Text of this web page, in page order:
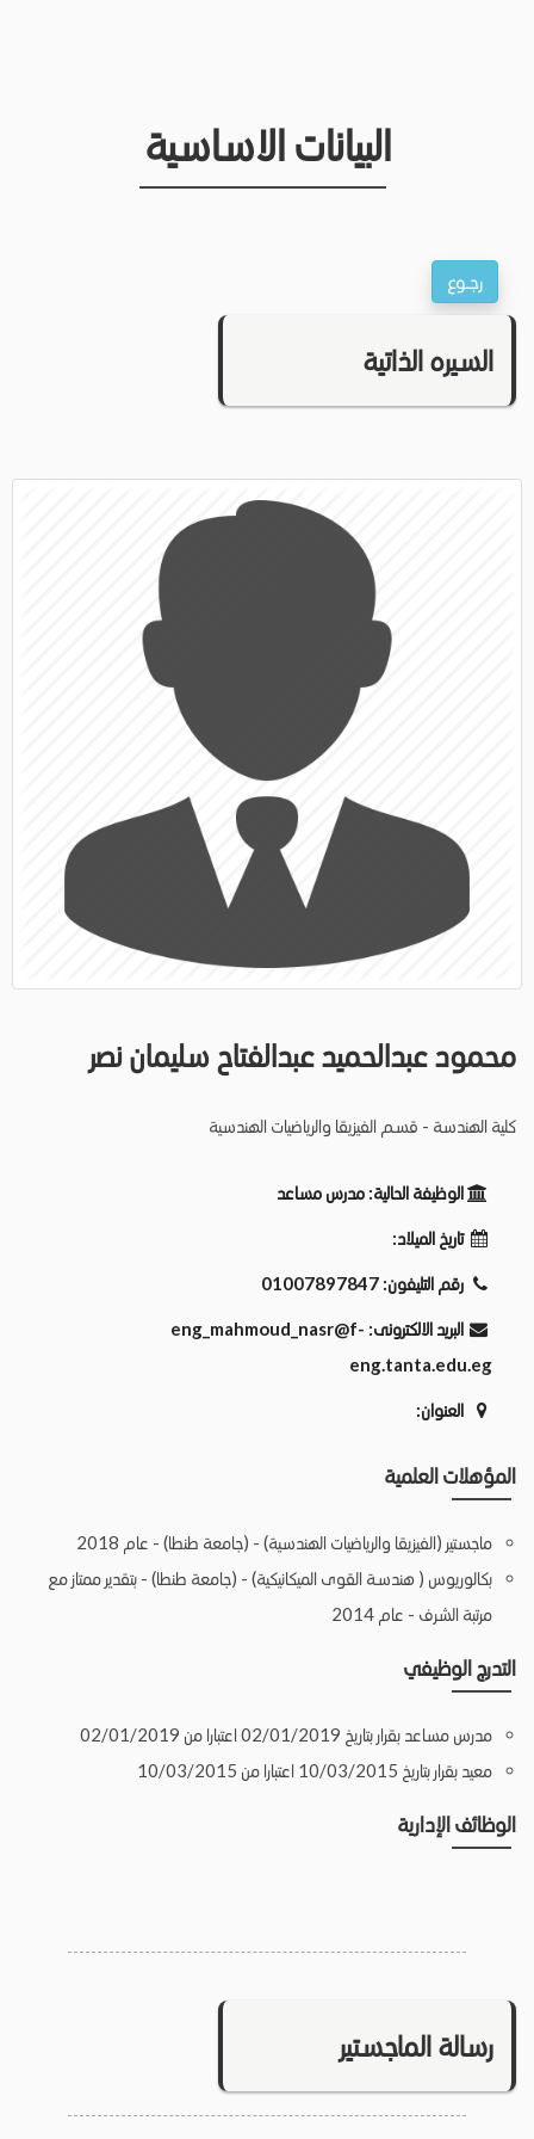
البيانات الاساسية
السيره الذاتية
محمود عبدالحميد عبدالفتاح سليمان نصر
كلية الهندسة - قسـم الفيزيقا والرياضيات الهندسية
الوظيفة الحالية: مدرس مساعد
تاريخ الميلاد:
رقم التليفون: 01007897847
البريد الالكترونى: eng_mahmoud_nasr@f-
eng.tanta.edu.eg
العنوان:
المؤهلات العلمية
ماجستير (الفيزيقا والرياضيات الهندسية) - (جامعة طنطا) - عام 2018
بكالوريوس ( هندسـة القوى الميكانيكية) - (جامعة طنطا) - بتقدير ممتاز مع
مرتبة الشرف - عام 2014
التدرج الوظيفي
مدرس مساعد بقرار بتاريخ 02/01/2019 اعتبارا من 02/01/2019
معيد بقرار بتاريخ 10/03/2015 اعتبارا من 10/03/2015
الوظائف الإدارية
رسالة الماجستير